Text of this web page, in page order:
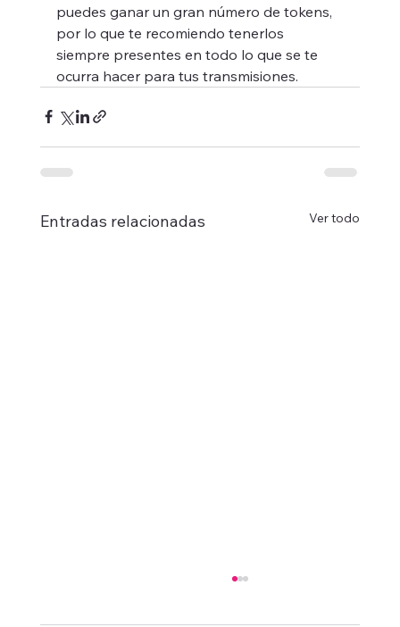
puedes ganar un gran número de tokens,
por lo que te recomiendo tenerlos
siempre presentes en todo lo que se te
ocurra hacer para tus transmisiones.
Entradas relacionadas Ver todo